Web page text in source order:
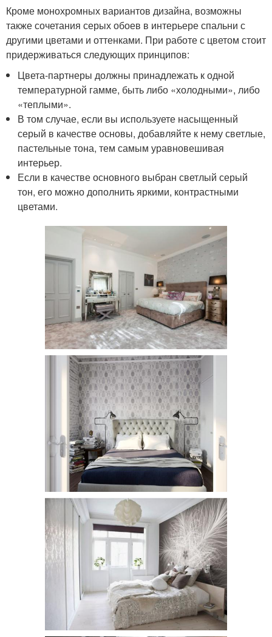
Кроме монохромных вариантов дизайна, возможны
также сочетания серых обоев в интерьере спальни с
другими цветами и оттенками. При работе с цветом стоит
придерживаться следующих принципов:
Цвета-партнеры должны принадлежать к одной
температурной гамме, быть либо «холодными», либо
«теплыми».
В том случае, если вы используете насыщенный
серый в качестве основы, добавляйте к нему светлые,
пастельные тона, тем самым уравновешивая
интерьер.
Если в качестве основного выбран светлый серый
тон, его можно дополнить яркими, контрастными
цветами.